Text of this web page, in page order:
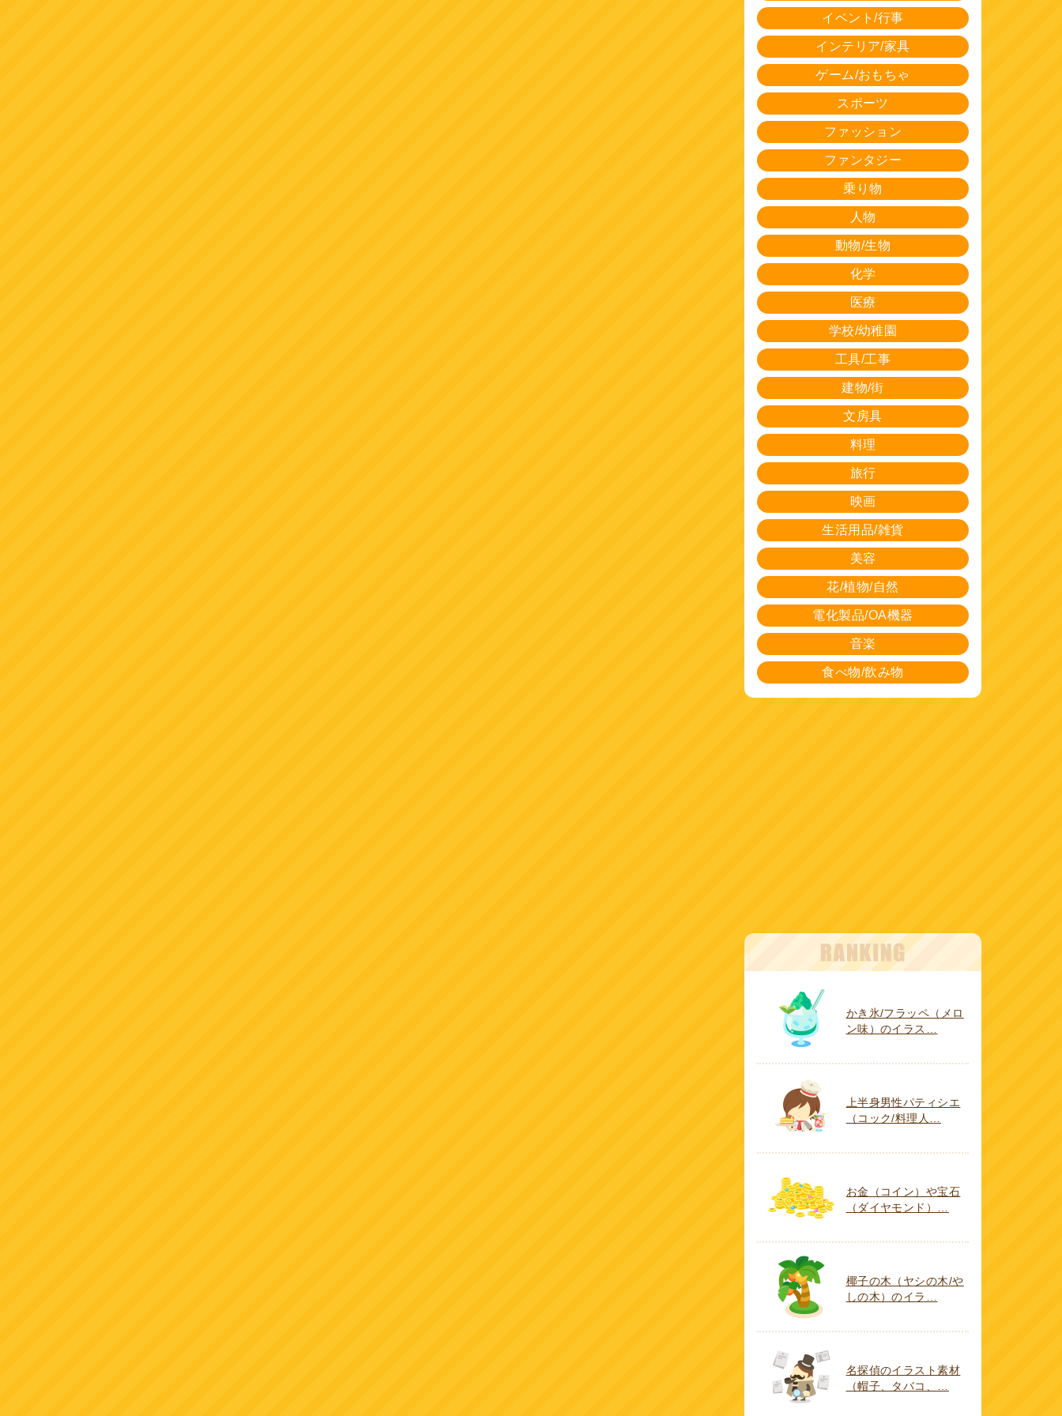
イベント/行事
インテリア/家具
ゲーム/おもちゃ
スポーツ
ファッション
ファンタジー
乗り物
人物
動物/生物
化学
医療
学校/幼稚園
工具/工事
建物/街
文房具
料理
旅行
映画
生活用品/雑貨
美容
花/植物/自然
電化製品/OA機器
音楽
食べ物/飲み物
かき氷/フラッペ（メロ
ン味）のイラス…
上半身男性パティシエ
（コック/料理人…
お金（コイン）や宝石
（ダイヤモンド）…
椰子の木（ヤシの木/や
しの木）のイラ…
名探偵のイラスト素材
（帽子、タバコ、…